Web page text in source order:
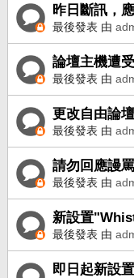
昨日斷訊，
最後發表 由
論壇主機遭
最後發表 由
更改自由論
最後發表 由
請勿回應謾
最後發表 由
新設置
最後發表 由
即日起新設